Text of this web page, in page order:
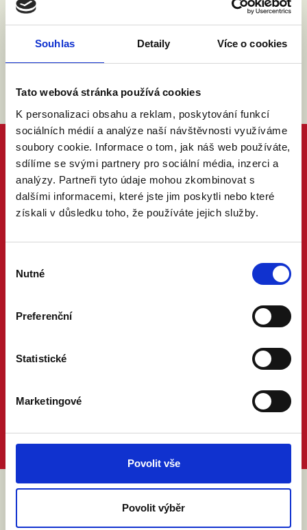
Souhlas Detaily Více o cookies
Tato webová stránka používá cookies
K personalizaci obsahu a reklam, poskytování funkcí
sociálních médií a analýze naší návštěvnosti využíváme
soubory cookie. Informace o tom, jak náš web používáte,
sdílíme se svými partnery pro sociální média, inzerci a
analýzy. Partneři tyto údaje mohou zkombinovat s
dalšími informacemi, které jste jim poskytli nebo které
získali v důsledku toho, že používáte jejich služby.
souhlasu
Nutné
Preferenční
Statistické
Marketingové
Povolit vše
Povolit výběr
zákona č. 101/2000 Sb.
ABY VÁM O MANŽELSTVÍ NIC